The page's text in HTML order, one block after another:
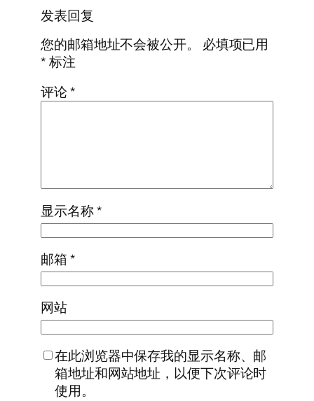
发表回复
您的邮箱地址不会被公开。
必填项已用
*标注
评论*
显示名称*
邮箱*
网站
在此浏览器中保存我的显示名称、邮
箱地址和网站地址，以便下次评论时
使用。